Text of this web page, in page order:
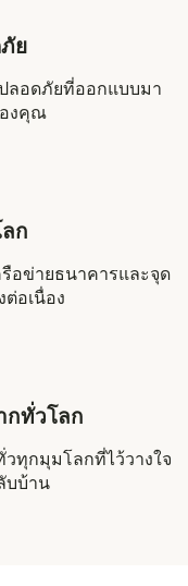
ย
ลอดภัยที่ออกแบบมา
องคุณ
ก
อข่ายธนาคารและจุด
ต่อเนื่อง
กทั่วโลก
ทุกมุมโลกที่ไว้วางใจ
บบ้าน